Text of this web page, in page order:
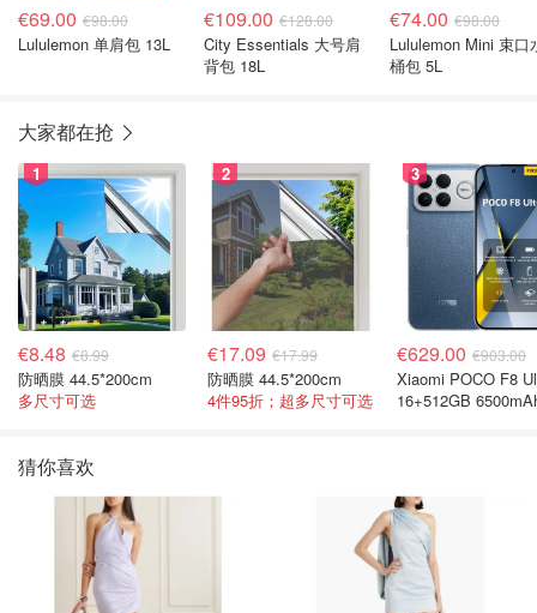
€69.00 €98.00
Lululemon 单肩包 13L
€109.00 €128.00
City Essentials 大号肩
背包 18L
€74.00 €98.00
Lululemon Mini 束口
桶包 5L
大家都在抢
1
€8.48 €8.99
防晒膜 44.5*200cm
多尺寸可选
2
€17.09 €17.99
防晒膜 44.5*200cm
4件95折；超多尺寸可选
3
€629.00 €903.00
Xiaomi POCO F8
16+512GB
猜你喜欢